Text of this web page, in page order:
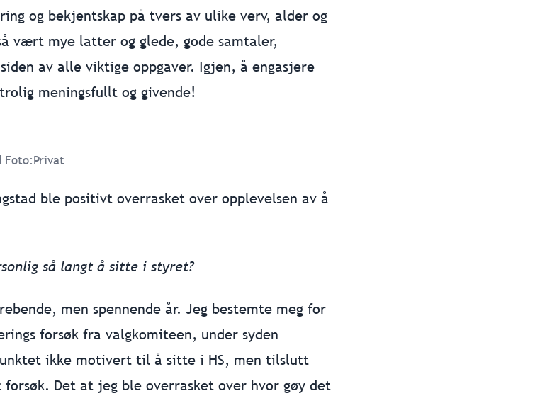
og bekjentskap på tvers av ulike verv, alder og
vært mye latter og glede, gode samtaler,
av alle viktige oppgaver. Igjen, å engasjere
meningsfullt og givende!
Foto:Privat
ble positivt overrasket over opplevelsen av å
så langt å sitte i styret?
men spennende år. Jeg bestemte meg for
forsøk fra valgkomiteen, under syden
ikke motivert til å sitte i HS, men tilslutt
Det at jeg ble overrasket over hvor gøy det